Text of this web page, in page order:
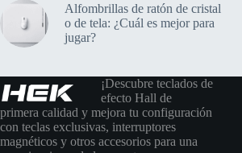
Alfombrillas de ratón de cristal
o de tela: ¿Cuál es mejor para
jugar?
¡Descubre teclados de
efecto Hall de
primera calidad y mejora tu configuración
con teclas exclusivas, interruptores
magnéticos y otros accesorios para una